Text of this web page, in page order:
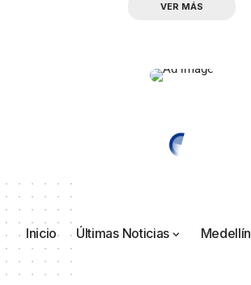
VER MÁS
Inicio Últimas Noticias Medellín